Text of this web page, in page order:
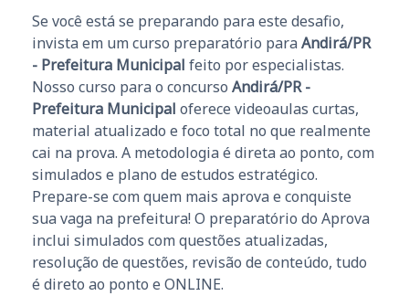
Se você está se preparando para este desafio,
invista em um curso preparatório para Andirá/PR
- Prefeitura Municipal feito por especialistas.
Nosso curso para o concurso Andirá/PR -
Prefeitura Municipal oferece videoaulas curtas,
material atualizado e foco total no que realmente
cai na prova. A metodologia é direta ao ponto, com
simulados e plano de estudos estratégico.
Prepare-se com quem mais aprova e conquiste
sua vaga na prefeitura! O preparatório do Aprova
inclui simulados com questões atualizadas,
resolução de questões, revisão de conteúdo, tudo
é direto ao ponto e ONLINE.